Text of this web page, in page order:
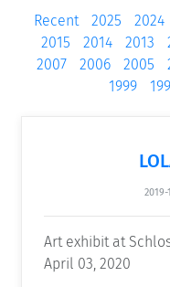
Recent 2025 2024
2015
2014 2013
2007
2006 2005
1999
2019-
Art exhibit at
April 03, 2020